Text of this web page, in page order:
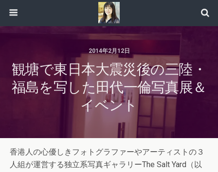
2014年2月12日
観塘で東日本大震災後の三陸・
福島を写した田代一倫写真展＆
イベント
香港人の心優しきフォトグラファーやアーティストの３
人組が運営する独立系写真ギャラリーThe Salt Yard（以